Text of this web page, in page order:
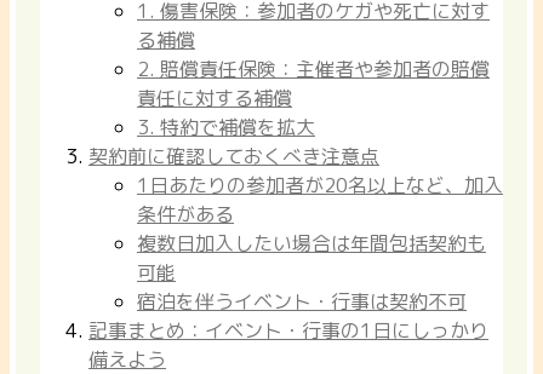
1. 傷害保険：参加者のケガや死亡に対す
る補償
2. 賠償責任保険：主催者や参加者の賠償
責任に対する補償
3. 特約で補償を拡大
契約前に確認しておくべき注意点
1日あたりの参加者が20名以上など、加入
条件がある
複数日加入したい場合は年間包括契約も
可能
宿泊を伴うイベント・行事は契約不可
記事まとめ：イベント・行事の1日にしっかり
備えよう